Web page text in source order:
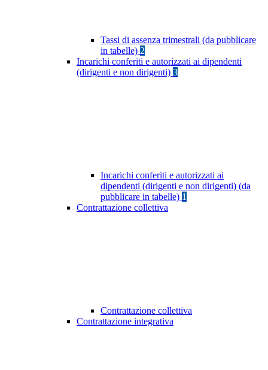
Tassi di assenza trimestrali (da pubblicare
in tabelle) 2
Incarichi conferiti e autorizzati ai dipendenti
(dirigenti e non dirigenti) 3
Incarichi conferiti e autorizzati ai
dipendenti (dirigenti e non dirigenti) (da
pubblicare in tabelle) 1
Contrattazione collettiva
Contrattazione collettiva
Contrattazione integrativa